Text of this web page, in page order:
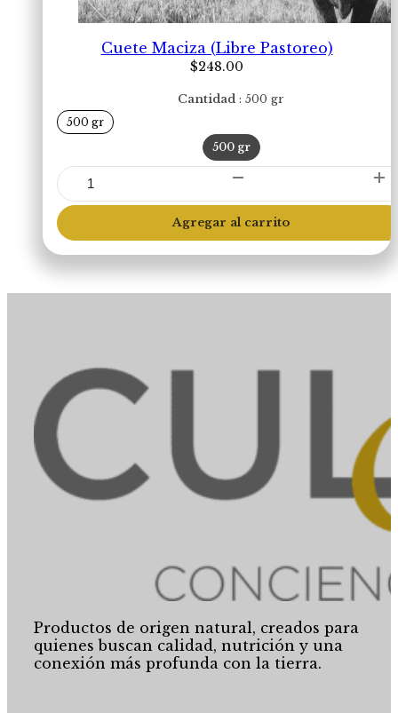
Cuete Maciza (Libre Pastoreo)
$248.00
Cantidad 500 gr
500 gr
500 gr
Cuete
Maciza
(Libre
Pastoreo)
cantidad
Agregar al carrito
Productos de origen natural, creados para
quienes buscan calidad, nutrición y una
conexión más profunda con la tierra.